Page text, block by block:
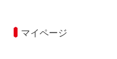
マイページ